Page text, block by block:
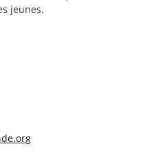
jeunes.